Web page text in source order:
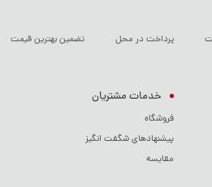
پرداخت در محل تضمین بهترین قیمت
خدمات مشتریان
فروشگاه
پیشنهادهای شگفت انگیز
مقایسه